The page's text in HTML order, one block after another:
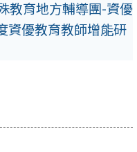
教育地方輔導團-資優
資優教育教師增能研